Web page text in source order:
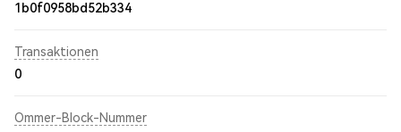
1b0f0958bd52b334
Transaktionen
0
Ommer-Block-Nummer